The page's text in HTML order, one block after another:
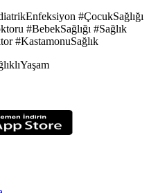
#ÇocukSağlığı
#BebekSağlığı #Sağlık
#KastamonuSağlık